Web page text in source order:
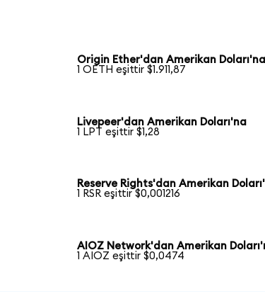
Origin Ether'dan Amerikan Doları'na
1 OETH eşittir $1.911,87
Livepeer'dan Amerikan Doları'na
1 LPT eşittir $1,28
Reserve Rights'dan Amerikan
1 RSR eşittir $0,001216
AIOZ Network'dan Amerikan
1 AIOZ eşittir $0,0474